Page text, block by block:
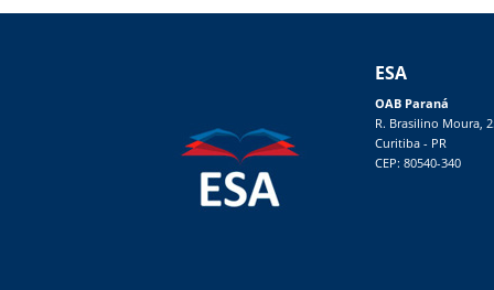
ESA
OAB Paraná
R. Brasilino Moura,
Curitiba - PR
CEP: 80540-340